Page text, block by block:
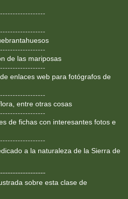
de las mariposas
enlaces web para fotógrafos de
entre otras cosas
de fichas con interesantes fotos e
a la naturaleza de la Sierra de
sobre esta clase de